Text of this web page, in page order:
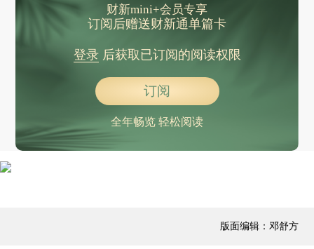
财新mini+会员专享
订阅后赠送财新通单篇卡
登录后获取已订阅的阅读权限
订阅
全年畅览 轻松阅读
版面编辑：邓舒方